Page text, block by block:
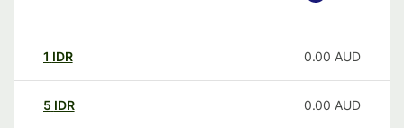
1 IDR 0.00 AUD
5 IDR 0.00 AUD